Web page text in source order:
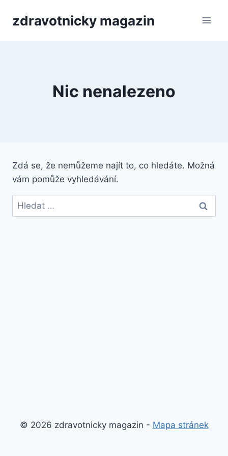
zdravotnicky magazin
Nic nenalezeno
Zdá se, že nemůžeme najít to, co hledáte. Možná
vám pomůže vyhledávání.
Vyhledávání
© 2026 zdravotnicky magazin - Mapa stránek